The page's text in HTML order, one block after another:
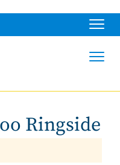
Ringside